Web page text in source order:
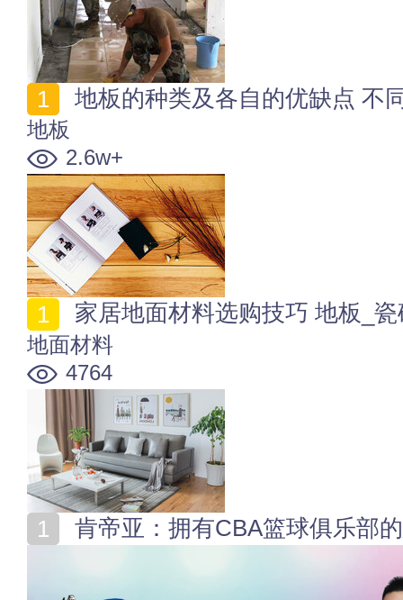
地板的种类及各自的优缺点 不
地板
2.6w+
家居地面材料选购技巧 地板_
地面材料
4764
肯帝亚：拥有CBA篮球俱乐部